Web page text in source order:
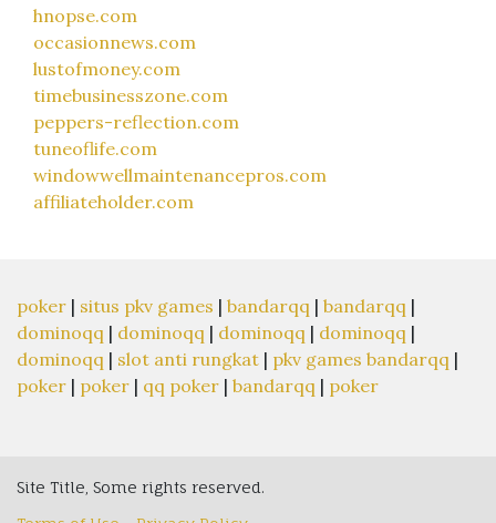
hnopse.com
occasionnews.com
lustofmoney.com
timebusinesszone.com
peppers-reflection.com
tuneoflife.com
windowwellmaintenancepros.com
affiliateholder.com
poker | situs pkv games | bandarqq | bandarqq |
dominoqq | dominoqq | dominoqq | dominoqq |
dominoqq | slot anti rungkat | pkv games bandarqq |
poker | poker | qq poker | bandarqq | poker
Site Title, Some rights reserved.